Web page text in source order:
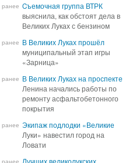
ранее Cъемочная группа ВТРК
выяснила, как обстоят дела в
Великих Луках с бензином
Cъемочная группа ВТРК
выяснила, как обстоят дела в
Великих Луках с бензином
ранее В Великих Луках прошёл
муниципальный этап игры
«Зарница»
В Великих Луках прошёл
муниципальный этап игры
«Зарница»
ранее В Великих Луках на проспекте
Ленина начались работы по
ремонту асфальтобетонного
покрытия
В Великих Луках на проспекте
Ленина начались работы по
ремонту асфальтобетонного
покрытия
ранее Экипаж подлодки «Великие
Луки» навестил город на
Ловати
Экипаж подлодки «Великие
Луки» навестил город на
Ловати
ранее Лучших великолукских
Лучших великолукских